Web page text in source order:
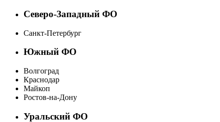
Северо-Западный ФО
Санкт-Петербург
Южный ФО
Волгоград
Краснодар
Майкоп
Ростов-на-Дону
Уральский ФО